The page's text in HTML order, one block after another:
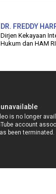
DR. FREDDY
Dirjen Kekayaan
Hukum dan HAM RI